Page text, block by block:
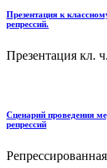
Презентация к
репрессий.
Презентация кл.
Сценарий проведения
репрессий